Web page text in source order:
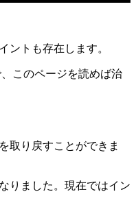
ントも存在します。
このページを読めば治
取り戻すことができま
りました。現在ではイン